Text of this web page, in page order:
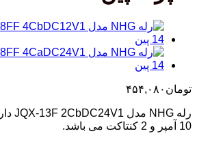
تومان ۴۵۴,۰۸۰
10 آمپر و 2 کنتاکت می باشد.